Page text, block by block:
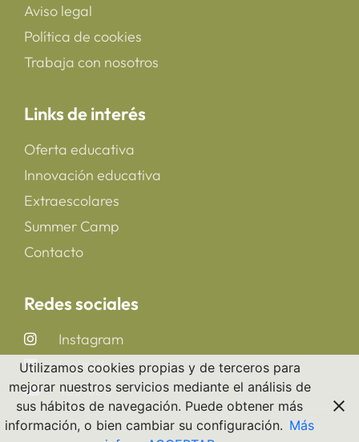
Aviso legal
Política de cookies
Trabaja con nosotros
Links de interés
Oferta educativa
Innovación educativa
Extraescolares
Summer Camp
Contacto
Redes sociales
Instagram
LinkedIn
YouTube
Copyright 2025 © All rights Reserved. CreaNova School
Utilizamos cookies propias y de terceros para
mejorar nuestros servicios mediante el análisis de
sus hábitos de navegación. Puede obtener más
información, o bien cambiar su configuración. Más